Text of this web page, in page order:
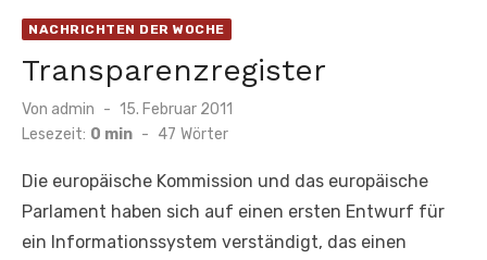
NACHRICHTEN DER WOCHE
Transparenzregister
Von admin
Veröffentlicht
am
15. Februar 2011
Lesezeit: 0 min - 47 Wörter
Die europäische Kommission und das europäische
Parlament haben sich auf einen ersten Entwurf für
ein Informationssystem verständigt, das einen